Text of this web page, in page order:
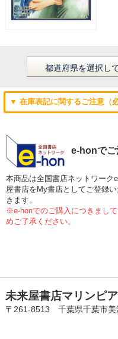
▼ 在庫表記に関するご注意（
e-honでご
本商品は全国書店ネットワーク
屋書店をMy書店としてご登録
きます。
※e-honでのご購入につきまし
めご了承ください。
未来屋書店マリンピア
〒261-8513 千葉県千葉市美